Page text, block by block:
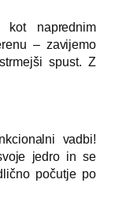
kot naprednim
– zavijemo
spust. Z
vadbi!
jedro in se
počutje po